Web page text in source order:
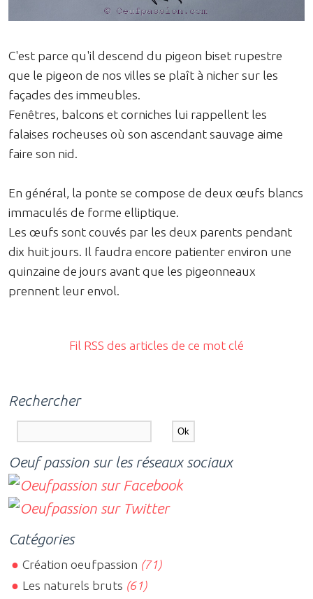
C'est parce qu'il descend du pigeon biset rupestre
que le pigeon de nos villes se plaît à nicher sur les
façades des immeubles.
Fenêtres, balcons et corniches lui rappellent les
falaises rocheuses où son ascendant sauvage aime
faire son nid.
En général, la ponte se compose de deux œufs blancs
immaculés de forme elliptique.
Les œufs sont couvés par les deux parents pendant
dix huit jours. Il faudra encore patienter environ une
quinzaine de jours avant que les pigeonneaux
prennent leur envol.
Fil RSS des articles de ce mot clé
Rechercher
Oeuf passion sur les réseaux sociaux
Catégories
Création oeufpassion (71)
Les naturels bruts (61)